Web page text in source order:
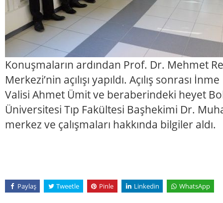
Konuşmaların ardından Prof. Dr. Mehmet
Merkezi’nin açılışı yapıldı. Açılış sonrası
Valisi Ahmet Ümit ve beraberindeki heyet
Üniversitesi Tıp Fakültesi Başhekimi Dr.
merkez ve çalışmaları hakkında bilgiler aldı.
Paylaş Tweetle Pinle Linkedin WhatsApp